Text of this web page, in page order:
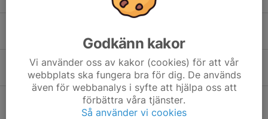
Klara Rock
Linus Hultgren
Godkänn kakor
Vi använder oss av kakor (cookies) för att vår
webbplats ska fungera bra för dig. De används
även för webbanalys i syfte att hjälpa oss att
förbättra våra tjänster.
Så använder vi cookies